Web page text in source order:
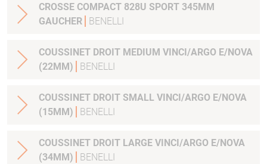
CROSSE COMPACT 828U SPORT 345MM
GAUCHER
BENELLI
COUSSINET DROIT MEDIUM VINCI/ARGO E/NOVA
(22MM)
BENELLI
COUSSINET DROIT SMALL VINCI/ARGO E/NOVA
(15MM)
BENELLI
COUSSINET DROIT LARGE VINCI/ARGO E/NOVA
(34MM)
BENELLI